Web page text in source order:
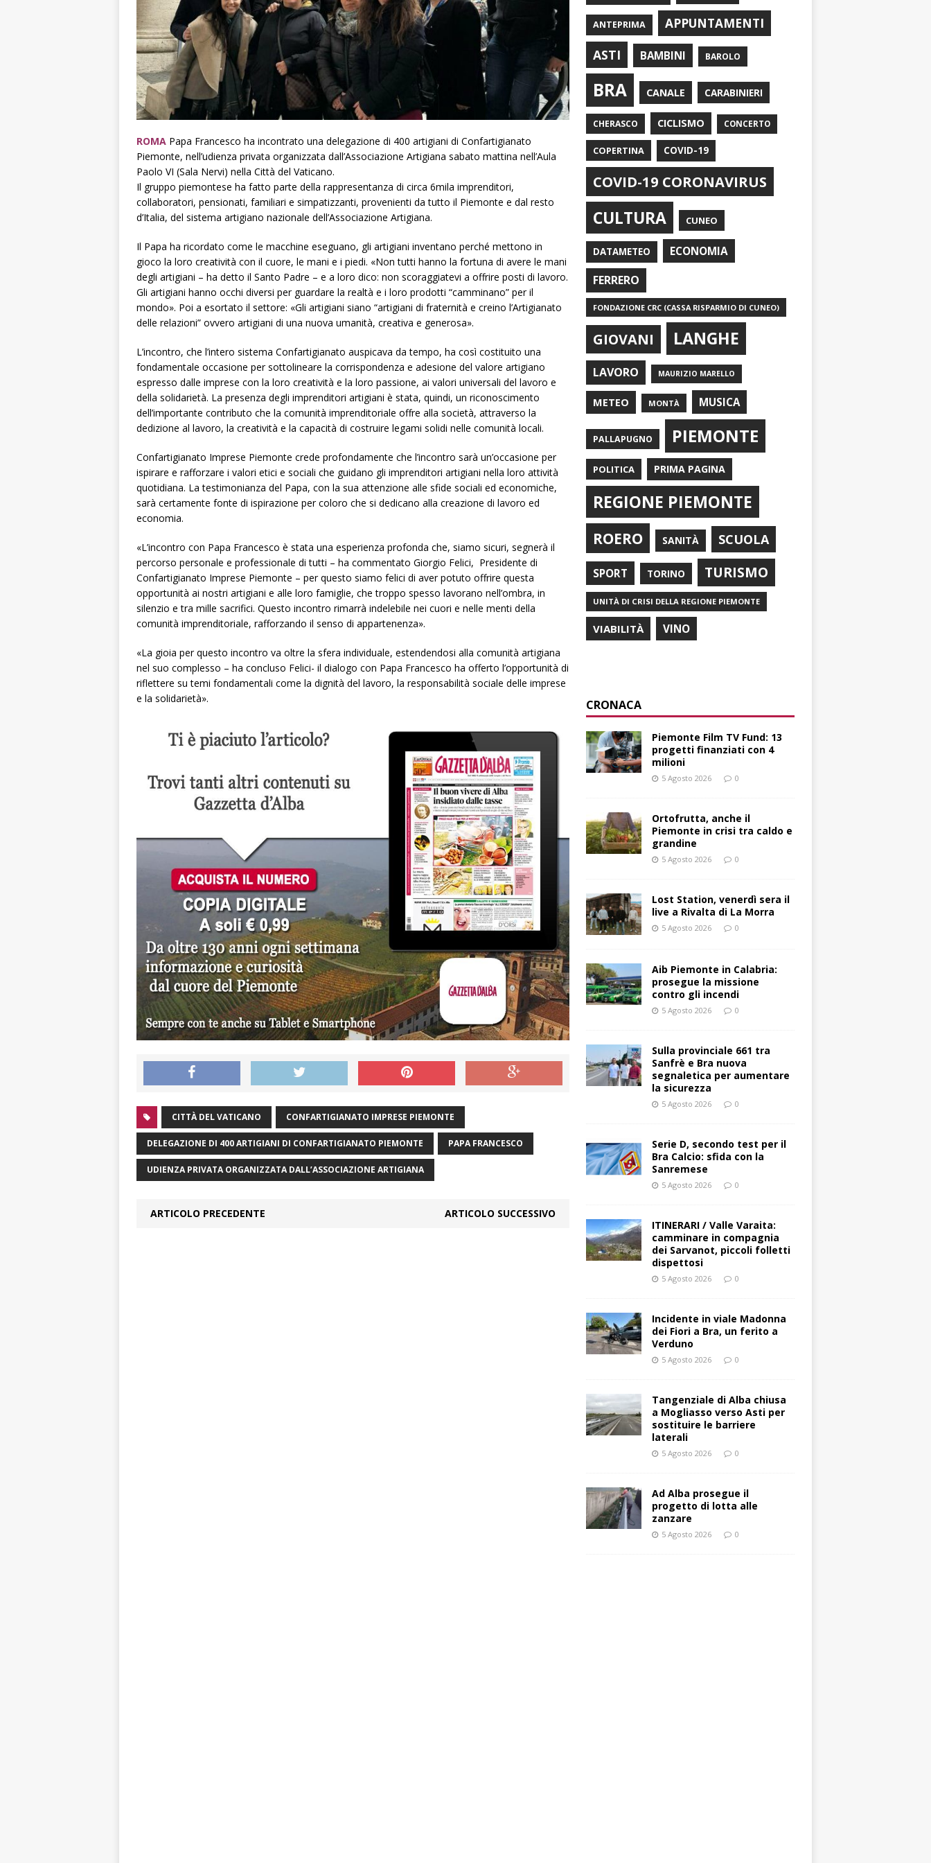
ROMA Papa Francesco ha incontrato una delegazione di 400 artigiani di Confartigianato
Piemonte, nell’udienza privata organizzata dall’Associazione Artigiana sabato mattina nell’Aula
Paolo VI (Sala Nervi) nella Città del Vaticano.
Il gruppo piemontese ha fatto parte della rappresentanza di circa 6mila imprenditori,
collaboratori, pensionati, familiari e simpatizzanti, provenienti da tutto il Piemonte e dal resto
d’Italia, del sistema artigiano nazionale dell’Associazione Artigiana.
Il Papa ha ricordato come le macchine eseguano, gli artigiani inventano perché mettono in
gioco la loro creatività con il cuore, le mani e i piedi. «Non tutti hanno la fortuna di avere le mani
degli artigiani – ha detto il Santo Padre – e a loro dico: non scoraggiatevi a offrire posti di lavoro.
Gli artigiani hanno occhi diversi per guardare la realtà e i loro prodotti “camminano” per il
mondo». Poi a esortato il settore: «Gli artigiani siano “artigiani di fraternità e creino l’Artigianato
delle relazioni” ovvero artigiani di una nuova umanità, creativa e generosa».
L’incontro, che l’intero sistema Confartigianato auspicava da tempo, ha così costituito una
fondamentale occasione per sottolineare la corrispondenza e adesione del valore artigiano
espresso dalle imprese con la loro creatività e la loro passione, ai valori universali del lavoro e
della solidarietà. La presenza degli imprenditori artigiani è stata, quindi, un riconoscimento
dell’importante contributo che la comunità imprenditoriale offre alla società, attraverso la
dedizione al lavoro, la creatività e la capacità di costruire legami solidi nelle comunità locali.
Confartigianato Imprese Piemonte crede profondamente che l’incontro sarà un’occasione per
ispirare e rafforzare i valori etici e sociali che guidano gli imprenditori artigiani nella loro attività
quotidiana. La testimonianza del Papa, con la sua attenzione alle sfide sociali ed economiche,
sarà certamente fonte di ispirazione per coloro che si dedicano alla creazione di lavoro ed
economia.
«L’incontro con Papa Francesco è stata una esperienza profonda che, siamo sicuri, segnerà il
percorso personale e professionale di tutti – ha commentato Giorgio Felici, Presidente di
Confartigianato Imprese Piemonte – per questo siamo felici di aver potuto offrire questa
opportunità ai nostri artigiani e alle loro famiglie, che troppo spesso lavorano nell’ombra, in
silenzio e tra mille sacrifici. Questo incontro rimarrà indelebile nei cuori e nelle menti della
comunità imprenditoriale, rafforzando il senso di appartenenza».
«La gioia per questo incontro va oltre la sfera individuale, estendendosi alla comunità artigiana
nel suo complesso – ha concluso Felici- il dialogo con Papa Francesco ha offerto l’opportunità di
riflettere su temi fondamentali come la dignità del lavoro, la responsabilità sociale delle imprese
e la solidarietà».
CITTÀ DEL VATICANO CONFARTIGIANATO IMPRESE PIEMONTE
DELEGAZIONE DI 400 ARTIGIANI DI CONFARTIGIANATO PIEMONTE PAPA FRANCESCO
UDIENZA PRIVATA ORGANIZZATA DALL’ASSOCIAZIONE ARTIGIANA
ARTICOLO PRECEDENTE ARTICOLO SUCCESSIVO
ANTEPRIMA
APPUNTAMENTI
ASTI
BAMBINI BAROLO
BRA CANALE CARABINIERI
CHERASCO CICLISMO CONCERTO
COPERTINA COVID-19
COVID-19 CORONAVIRUS
CULTURA CUNEO
DATAMETEO ECONOMIA
FERRERO
FONDAZIONE CRC (CASSA RISPARMIO DI CUNEO)
GIOVANI LANGHE
LAVORO MAURIZIO MARELLO
METEO MONTÀ MUSICA
PALLAPUGNO PIEMONTE
POLITICA PRIMA PAGINA
REGIONE PIEMONTE
ROERO SANITÀ SCUOLA
SPORT TORINO TURISMO
UNITÀ DI CRISI DELLA REGIONE PIEMONTE
VIABILITÀ VINO
CRONACA
Piemonte Film TV Fund: 13
progetti finanziati con 4
milioni
5 Agosto 2026 0
Ortofrutta, anche il
Piemonte in crisi tra caldo e
grandine
5 Agosto 2026 0
Lost Station, venerdì sera il
live a Rivalta di La Morra
5 Agosto 2026 0
Aib Piemonte in Calabria:
prosegue la missione
contro gli incendi
5 Agosto 2026 0
Sulla provinciale 661 tra
Sanfrè e Bra nuova
segnaletica per aumentare
la sicurezza
5 Agosto 2026 0
Serie D, secondo test per il
Bra Calcio: sfida con la
Sanremese
5 Agosto 2026 0
ITINERARI / Valle Varaita:
camminare in compagnia
dei Sarvanot, piccoli folletti
dispettosi
5 Agosto 2026 0
Incidente in viale Madonna
dei Fiori a Bra, un ferito a
Verduno
5 Agosto 2026 0
Tangenziale di Alba chiusa
a Mogliasso verso Asti per
sostituire le barriere
laterali
5 Agosto 2026 0
Ad Alba prosegue il
progetto di lotta alle
zanzare
5 Agosto 2026 0